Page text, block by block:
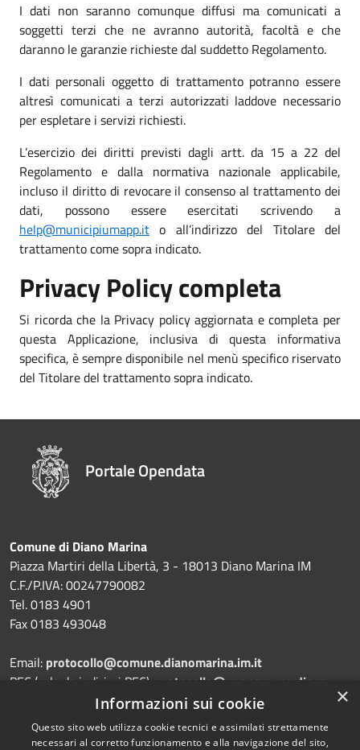
I dati non saranno comunque diffusi ma comunicati a
soggetti terzi che ne avranno autorità, facoltà e che
daranno le garanzie richieste dal suddetto Regolamento.
I dati personali oggetto di trattamento potranno essere
altresì comunicati a terzi autorizzati laddove necessario
per espletare i servizi richiesti.
L’esercizio dei diritti previsti dagli artt. da 15 a 22 del
Regolamento e dalla normativa nazionale applicabile,
incluso il diritto di revocare il consenso al trattamento dei
dati, possono essere esercitati scrivendo a
help@municipiumapp.it o all’indirizzo del Titolare del
trattamento come sopra indicato.
Privacy Policy completa
Si ricorda che la Privacy policy aggiornata e completa per
questa Applicazione, inclusiva di questa informativa
specifica, è sempre disponibile nel menù specifico riservato
del Titolare del trattamento sopra indicato.
Portale Opendata
Comune di Diano Marina
Piazza Martiri della Libertà, 3 - 18013 Diano Marina IM
C.F./P.IVA: 00247790082
Tel. 0183 4901
Fax 0183 493048
Email: protocollo@comune.dianomarina.im.it
PEC (solo da indirizzi PEC):
protocollo@pec.comune.diano-
marina.imperia.it
×
Informazioni sui cookie
Questo sito web utilizza cookie tecnici e assimilati strettamente
necessari al corretto funzionamento e alla navigazione del sito,